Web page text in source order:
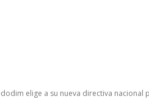
elige a su nueva directiva nacional